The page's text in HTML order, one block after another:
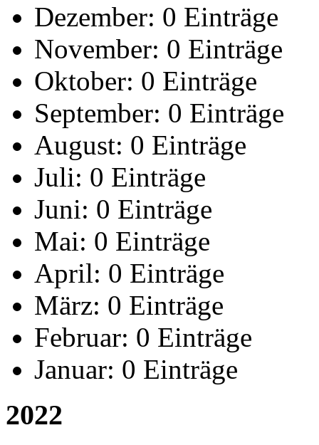
Dezember: 0 Einträge
November: 0 Einträge
Oktober: 0 Einträge
September: 0 Einträge
August: 0 Einträge
Juli: 0 Einträge
Juni: 0 Einträge
Mai: 0 Einträge
April: 0 Einträge
März: 0 Einträge
Februar: 0 Einträge
Januar: 0 Einträge
2022